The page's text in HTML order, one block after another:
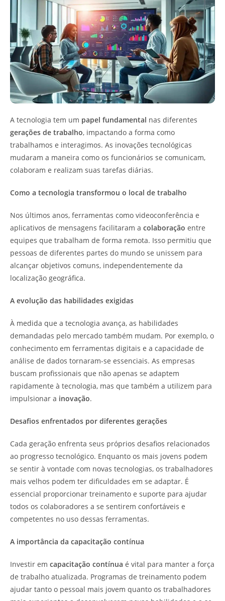
A tecnologia tem um papel fundamental nas diferentes
gerações de trabalho, impactando a forma como
trabalhamos e interagimos. As inovações tecnológicas
mudaram a maneira como os funcionários se comunicam,
colaboram e realizam suas tarefas diárias.
Como a tecnologia transformou o local de trabalho
Nos últimos anos, ferramentas como videoconferência e
aplicativos de mensagens facilitaram a colaboração entre
equipes que trabalham de forma remota. Isso permitiu que
pessoas de diferentes partes do mundo se unissem para
alcançar objetivos comuns, independentemente da
localização geográfica.
A evolução das habilidades exigidas
À medida que a tecnologia avança, as habilidades
demandadas pelo mercado também mudam. Por exemplo, o
conhecimento em ferramentas digitais e a capacidade de
análise de dados tornaram-se essenciais. As empresas
buscam profissionais que não apenas se adaptem
rapidamente à tecnologia, mas que também a utilizem para
impulsionar a inovação.
Desafios enfrentados por diferentes gerações
Cada geração enfrenta seus próprios desafios relacionados
ao progresso tecnológico. Enquanto os mais jovens podem
se sentir à vontade com novas tecnologias, os trabalhadores
mais velhos podem ter dificuldades em se adaptar. É
essencial proporcionar treinamento e suporte para ajudar
todos os colaboradores a se sentirem confortáveis e
competentes no uso dessas ferramentas.
A importância da capacitação contínua
Investir em capacitação contínua é vital para manter a força
de trabalho atualizada. Programas de treinamento podem
ajudar tanto o pessoal mais jovem quanto os trabalhadores